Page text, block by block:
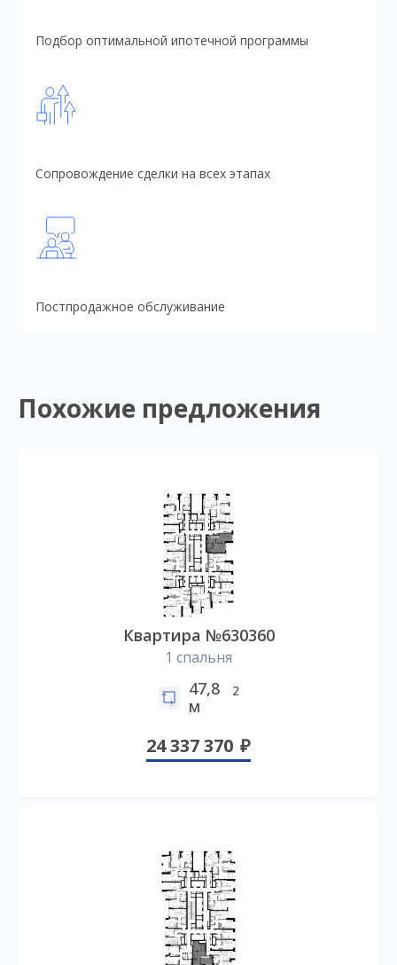
Подбор оптимальной ипотечной программы
Сопровождение сделки на всех этапах
Постпродажное обслуживание
Похожие предложения
Квартира №630360
1 спальня
47,8
м
2
24 337 370